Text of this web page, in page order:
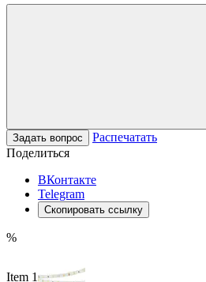
Задать вопрос
Распечатать
Поделиться
ВКонтакте
Telegram
Скопировать ссылку
%
Item 1 of 3